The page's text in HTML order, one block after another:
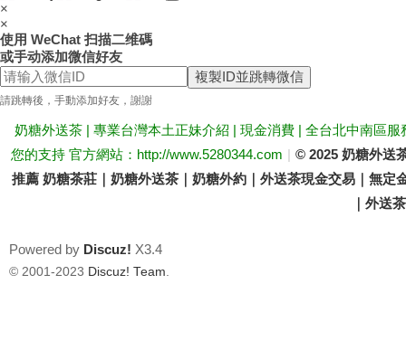
送
茶
×
×
使用 WeChat 扫描二维碼
或手动添加微信好友
複製ID並跳轉微信
請跳轉後，手動添加好友，謝謝
奶糖外送茶 | 專業台灣本土正妹介紹 | 現金消費 | 全台北中南區
您的支持 官方網站：http://www.5280344.com | © 2025 奶糖外送
推薦 奶糖茶莊｜奶糖外送茶｜奶糖外約｜外送茶現金交易｜無
｜外送
Powered by Discuz! X3.4
© 2001-2023 Discuz! Team.